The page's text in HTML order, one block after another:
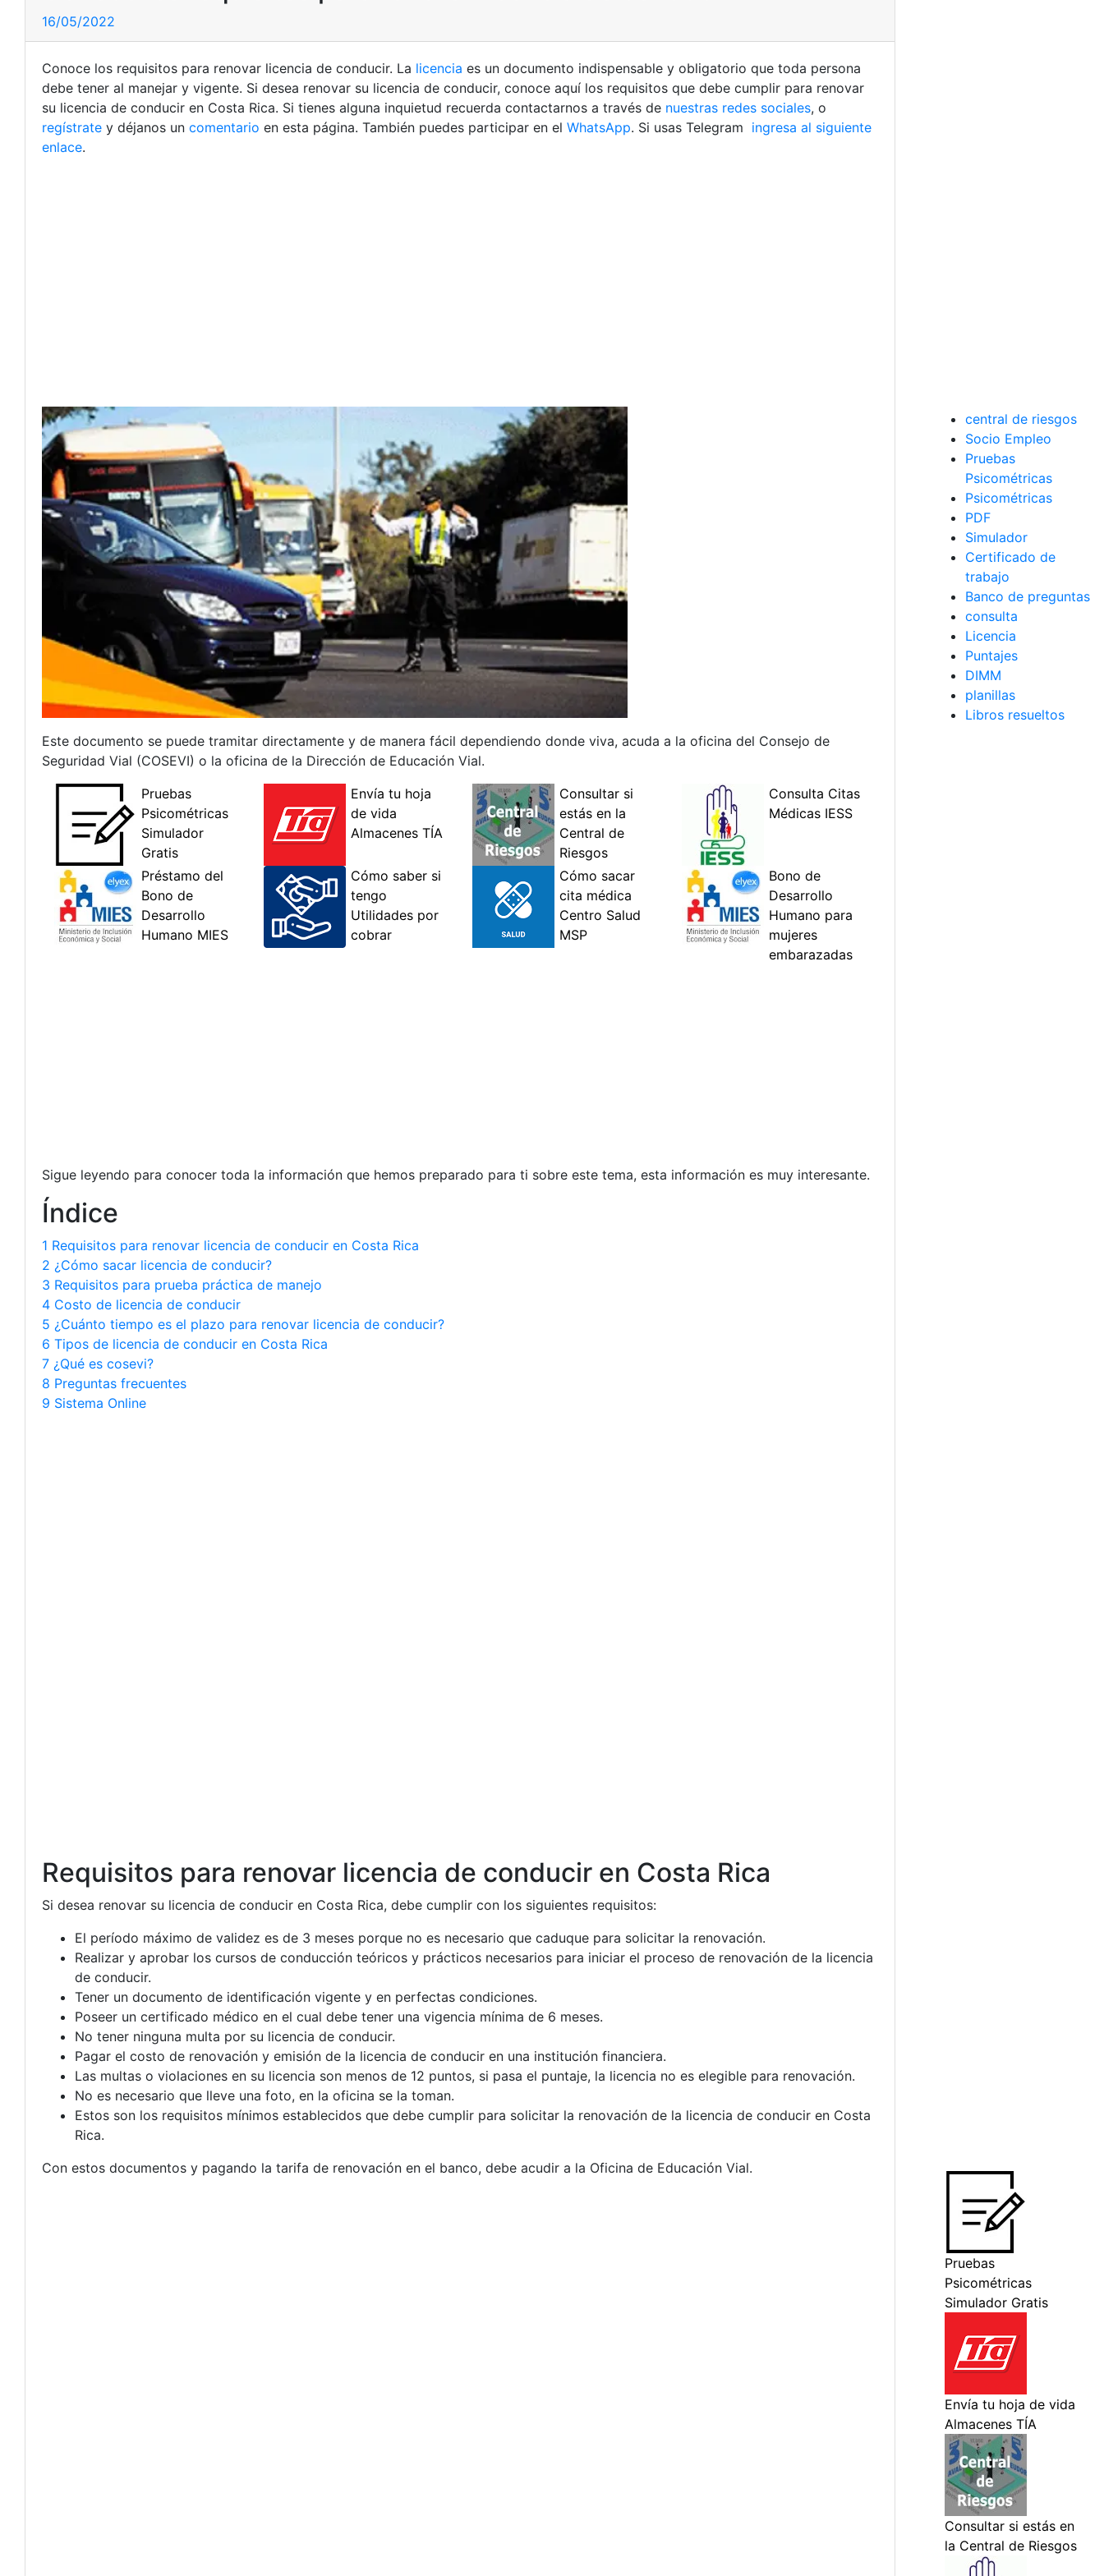
16/05/2022
Conoce los requisitos para renovar licencia de conducir. La licencia es un documento indispensable y obligatorio que toda persona
debe tener al manejar y vigente. Si desea renovar su licencia de conducir, conoce aquí los requisitos que debe cumplir para renovar
su licencia de conducir en Costa Rica. Si tienes alguna inquietud recuerda contactarnos a través de nuestras redes sociales, o
regístrate y déjanos un comentario en esta página. También puedes participar en el WhatsApp. Si usas Telegram ingresa al siguiente
enlace.
Este documento se puede tramitar directamente y de manera fácil dependiendo donde viva, acuda a la oficina del Consejo de
Seguridad Vial (COSEVI) o la oficina de la Dirección de Educación Vial.
Sigue leyendo para conocer toda la información que hemos preparado para ti sobre este tema, esta información es muy interesante.
Índice
1 Requisitos para renovar licencia de conducir en Costa Rica
2 ¿Cómo sacar licencia de conducir?
3 Requisitos para prueba práctica de manejo
4 Costo de licencia de conducir
5 ¿Cuánto tiempo es el plazo para renovar licencia de conducir?
6 Tipos de licencia de conducir en Costa Rica
7 ¿Qué es cosevi?
8 Preguntas frecuentes
9 Sistema Online
Requisitos para renovar licencia de conducir en Costa Rica
Si desea renovar su licencia de conducir en Costa Rica, debe cumplir con los siguientes requisitos:
El período máximo de validez es de 3 meses porque no es necesario que caduque para solicitar la renovación.
Realizar y aprobar los cursos de conducción teóricos y prácticos necesarios para iniciar el proceso de renovación de la licencia
de conducir.
Tener un documento de identificación vigente y en perfectas condiciones.
Poseer un certificado médico en el cual debe tener una vigencia mínima de 6 meses.
No tener ninguna multa por su licencia de conducir.
Pagar el costo de renovación y emisión de la licencia de conducir en una institución financiera.
Las multas o violaciones en su licencia son menos de 12 puntos, si pasa el puntaje, la licencia no es elegible para renovación.
No es necesario que lleve una foto, en la oficina se la toman.
Estos son los requisitos mínimos establecidos que debe cumplir para solicitar la renovación de la licencia de conducir en Costa
Rica.
Con estos documentos y pagando la tarifa de renovación en el banco, debe acudir a la Oficina de Educación Vial.
central de riesgos
Socio Empleo
Pruebas
Psicométricas
Psicométricas
PDF
Simulador
Certificado de
trabajo
Banco de preguntas
consulta
Licencia
Puntajes
DIMM
planillas
Libros resueltos